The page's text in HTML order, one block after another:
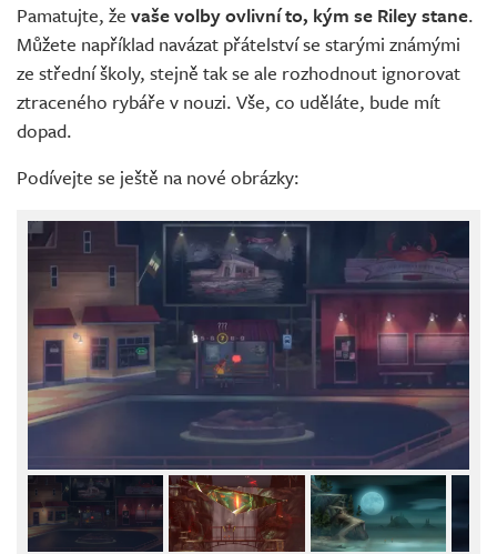
Pamatujte, že vaše volby ovlivní to, kým se Riley stane.
Můžete například navázat přátelství se starými známými
ze střední školy, stejně tak se ale rozhodnout ignorovat
ztraceného rybáře v nouzi. Vše, co uděláte, bude mít
dopad.
Podívejte se ještě na nové obrázky: